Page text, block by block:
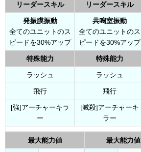
リーダースキル リーダースキル
発振膜振動
全てのユニットのス
ピードを30%アップ
共鳴室振動
全てのユニットのス
ピードを30%アップ
特殊能力 特殊能力
ラッシュ ラッシュ
飛行 飛行
[強]アーチャーキラ
ー
[滅殺]アーチャーキ
ラー
最大能力値 最大能力値